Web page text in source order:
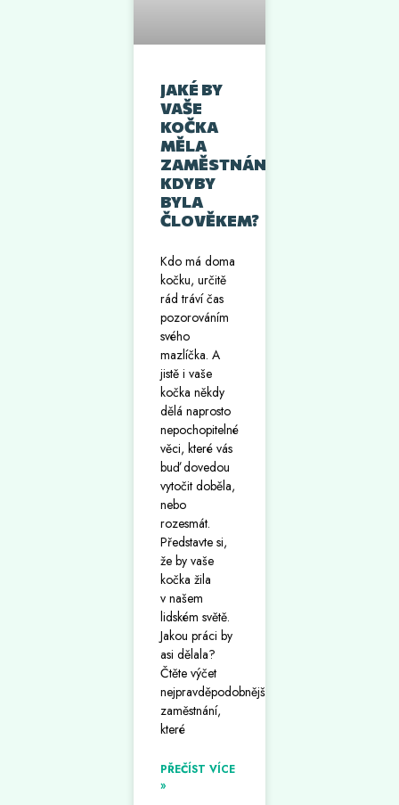
JAKÉ BY
VAŠE
KOČKA
MĚLA
ZAMĚSTNÁNÍ,
KDYBY
BYLA
ČLOVĚKEM?
Kdo má doma
kočku, určitě
rád tráví čas
pozorováním
svého
mazlíčka. A
jistě i vaše
kočka někdy
dělá naprosto
nepochopitelné
věci, které vás
buď dovedou
vytočit doběla,
nebo
rozesmát.
Představte si,
že by vaše
kočka žila
v našem
lidském světě.
Jakou práci by
asi dělala?
Čtěte výčet
nejpravděpodobnějších
zaměstnání,
které
PŘEČÍST VÍCE
»